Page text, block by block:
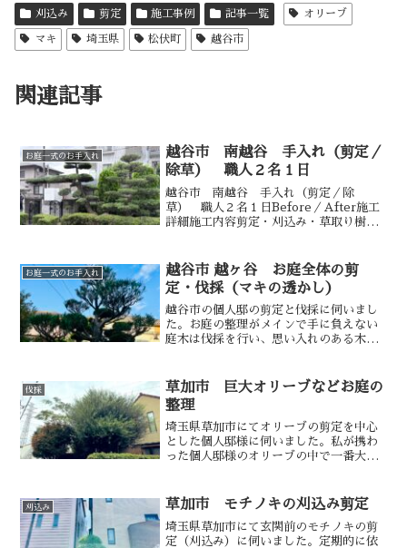
刈込み 剪定 施工事例 記事一覧 オリーブ
マキ 埼玉県 松伏町 越谷市
関連記事
お庭一式のお手入れ
越谷市 南越谷 手入れ（剪定／
除草） 職人２名１日
越谷市 南越谷 手入れ（剪定／除
草） 職人２名１日Before／After施工
詳細施工内容剪定・刈込み・草取り樹木
ゲ、クルメツツジなど対応エリア埼玉
県 越谷市 南越谷作業ボ...
お庭一式のお手入れ
越谷市 越ヶ谷 お庭全体の剪
定・伐採（マキの透かし）
越谷市の個人邸の剪定と伐採に伺いまし
た。お庭の整理がメインで手に負えない
庭木は伐採を行い、思い入れのある木々
伐採
草加市 巨大オリーブなどお庭の
整理
埼玉県草加市にてオリーブの剪定を中心
とした個人邸様に伺いました。私が携わ
った個人邸様のオリーブの中で一番大き
刈込み 草加市 モチノキの刈込み剪定
埼玉県草加市にて玄関前のモチノキの剪
定（刈込み）に伺いました。定期的に依